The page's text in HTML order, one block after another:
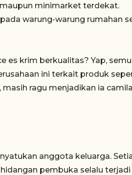
minimarket terdekat.
warung-warung rumahan
es krim berkualitas? Yap,
ini terkait produk
masih ragu menjadikan ia
anggota keluarga.
pembuka selalu